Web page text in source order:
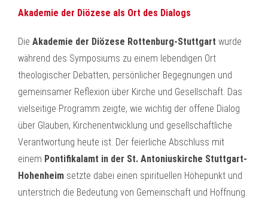
Akademie der Diözese als Ort des Dialogs
Die Akademie der Diözese Rottenburg-Stuttgart wurde
während des Symposiums zu einem lebendigen Ort
theologischer Debatten, persönlicher Begegnungen und
gemeinsamer Reflexion über Kirche und Gesellschaft. Das
vielseitige Programm zeigte, wie wichtig der offene Dialog
über Glauben, Kirchenentwicklung und gesellschaftliche
Verantwortung heute ist. Der feierliche Abschluss mit
einem Pontifikalamt in der St. Antoniuskirche Stuttgart-
Hohenheim setzte dabei einen spirituellen Höhepunkt und
unterstrich die Bedeutung von Gemeinschaft und Hoffnung.